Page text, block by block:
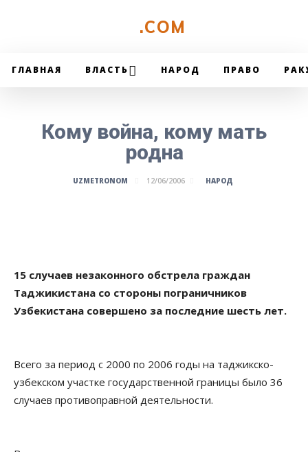
.COM
ГЛАВНАЯ ВЛАСТЬ НАРОД ПРАВО
Кому война, кому мать
родна
UZMETRONOM 12/06/2006 НАРОД
15 случаев незаконного обстрела граждан
Таджикистана со стороны пограничников
Узбекистана совершено за последние шесть лет.
Всего за период с 2000 по 2006 годы на таджикско-
узбекском участке государственной границы было 36
случаев противоправной деятельности.